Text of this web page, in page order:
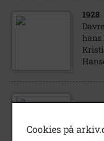
1928
hans
Cookies på